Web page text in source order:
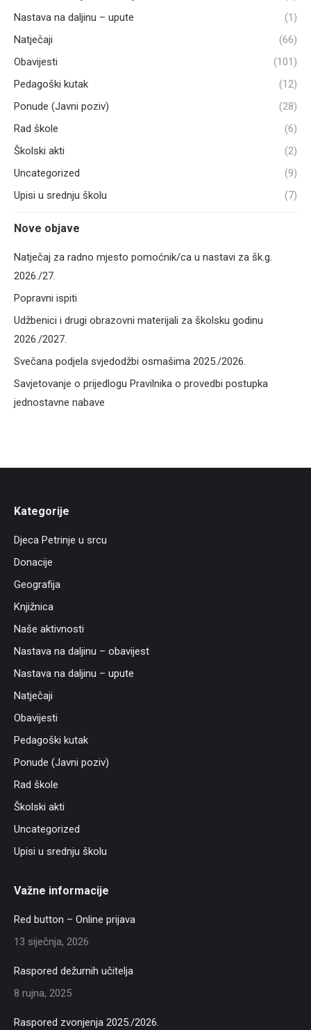
Nastava na daljinu – upute
(1)
Natječaji
(66)
Obavijesti
(101)
Pedagoški kutak
(12)
Ponude (Javni poziv)
(28)
Rad škole
(6)
Školski akti
(2)
Uncategorized
(9)
Upisi u srednju školu
(7)
Nove objave
Natječaj za radno mjesto pomoćnik/ca u nastavi za šk.g.
2026./27.
Popravni ispiti
Udžbenici i drugi obrazovni materijali za školsku godinu
2026./2027.
Svečana podjela svjedodžbi osmašima 2025./2026.
Savjetovanje o prijedlogu Pravilnika o provedbi postupka
jednostavne nabave
Kategorije
Djeca Petrinje u srcu
Donacije
Geografija
Knjižnica
Naše aktivnosti
Nastava na daljinu – obavijest
Nastava na daljinu – upute
Natječaji
Obavijesti
Pedagoški kutak
Ponude (Javni poziv)
Rad škole
Školski akti
Uncategorized
Upisi u srednju školu
Važne informacije
Red button – Online prijava
13 siječnja, 2026
Raspored dežurnih učitelja
8 rujna, 2025
Raspored zvonjenja 2025./2026.